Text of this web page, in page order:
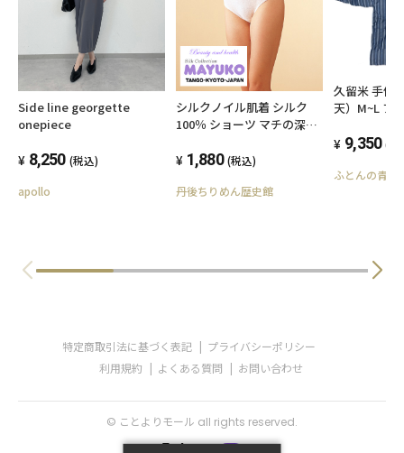
Side line georgette
onepiece
8,250 (税込)
apollo
シルクノイル肌着 シルク
100％ ショーツ マチの深い
バシャツ シルクインナー 日
1,880 (税込)
丹後ちりめん歴史館
久留米 手作
天）M~L フ
はんてん 袢
事 受験 夜な
9,350 (税
ふとんの青木
特定商取引法に基づく表記
プライバシーポリシー
利用規約
よくある質問 お問い合わせ
© ことよりモール all rights reserved.